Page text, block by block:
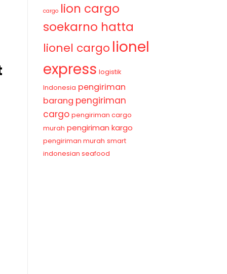
cargo lion cargo
soekarno hatta
lionel cargo lionel
express logistik
Indonesia pengiriman
barang pengiriman
cargo pengiriman cargo
murah pengiriman kargo
pengiriman murah smart
indonesian seafood